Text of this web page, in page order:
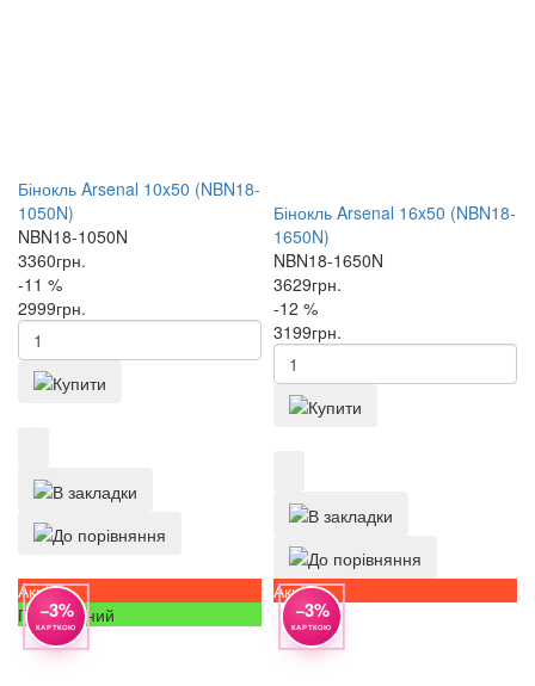
Бінокль Arsenal 10x50 (NBN18-
1050N)
NBN18-1050N
3360грн.
-11 %
2999грн.
Бінокль Arsenal 16x50 (NBN18-
1650N)
NBN18-1650N
3629грн.
-12 %
3199грн.
Акція
Популярний
−3%
КАРТКОЮ
Акція
−3%
КАРТКОЮ